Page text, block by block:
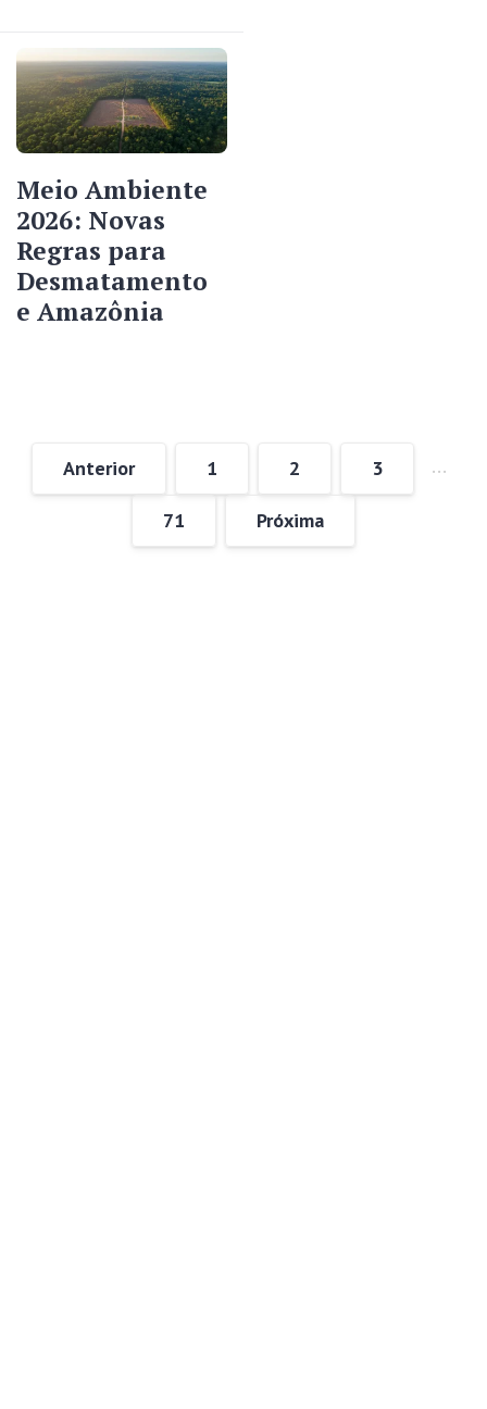
Meio Ambiente
2026: Novas
Regras para
Desmatamento
e Amazônia
Anterior 1 2 3 …
71 Próxima